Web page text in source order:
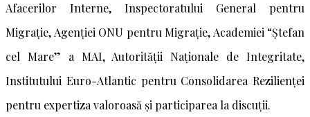
Afacerilor Interne, Inspectoratului General pentru
Migrație, Agenției ONU pentru Migrație, Academiei “Ștefan
cel Mare” a MAI, Autorității Naționale de Integritate,
Institutului Euro-Atlantic pentru Consolidarea Rezilienței
pentru expertiza valoroasă și participarea la discuții.